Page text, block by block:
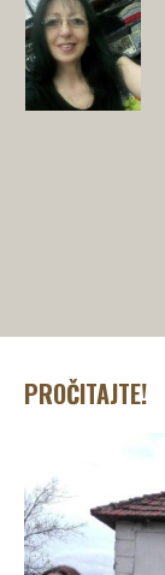
PROČITAJTE!